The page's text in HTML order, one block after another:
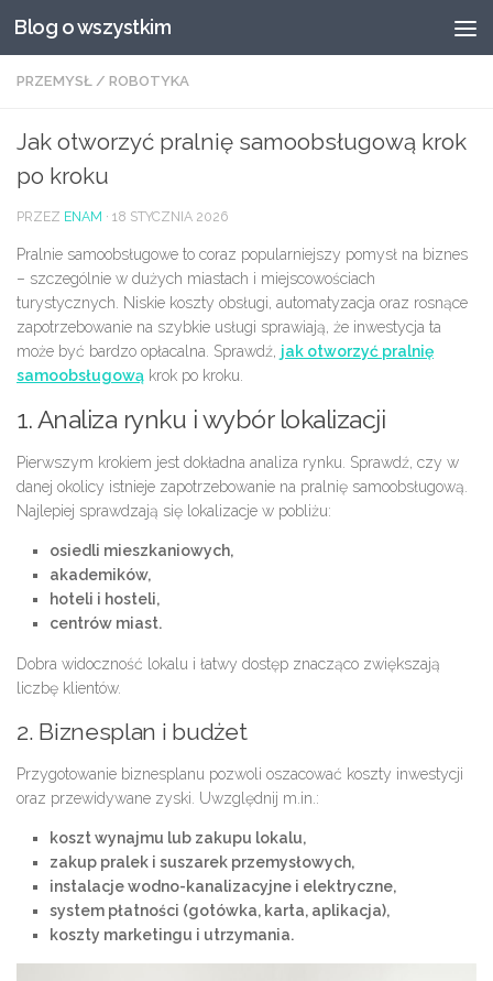
Przeskocz do treści
Blog o wszystkim
PRZEMYSŁ / ROBOTYKA
Jak otworzyć pralnię samoobsługową krok
po kroku
PRZEZ ENAM · 18 STYCZNIA 2026
Pralnie samoobsługowe to coraz popularniejszy pomysł na biznes
– szczególnie w dużych miastach i miejscowościach
turystycznych. Niskie koszty obsługi, automatyzacja oraz rosnące
zapotrzebowanie na szybkie usługi sprawiają, że inwestycja ta
może być bardzo opłacalna. Sprawdź, jak otworzyć pralnię
samoobsługową krok po kroku.
1. Analiza rynku i wybór lokalizacji
Pierwszym krokiem jest dokładna analiza rynku. Sprawdź, czy w
danej okolicy istnieje zapotrzebowanie na pralnię samoobsługową.
Najlepiej sprawdzają się lokalizacje w pobliżu:
osiedli mieszkaniowych,
akademików,
hoteli i hosteli,
centrów miast.
Dobra widoczność lokalu i łatwy dostęp znacząco zwiększają
liczbę klientów.
2. Biznesplan i budżet
Przygotowanie biznesplanu pozwoli oszacować koszty inwestycji
oraz przewidywane zyski. Uwzględnij m.in.:
koszt wynajmu lub zakupu lokalu,
zakup pralek i suszarek przemysłowych,
instalacje wodno-kanalizacyjne i elektryczne,
system płatności (gotówka, karta, aplikacja),
koszty marketingu i utrzymania.